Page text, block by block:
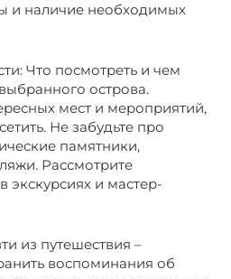
и наличие необходимых
Что посмотреть и чем
острова.
мест и мероприятий,
Не забудьте про
памятники,
Рассмотрите
экскурсиях и мастер-
из путешествия –
воспоминания об